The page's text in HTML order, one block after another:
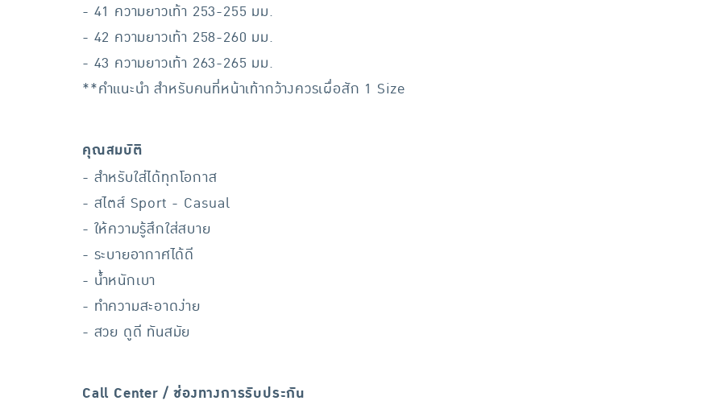
- 41 ความยาวเท้า 253-255 มม.
- 42 ความยาวเท้า 258-260 มม.
- 43 ความยาวเท้า 263-265 มม.
**คำแนะนำ สำหรับคนที่หน้าเท้ากว้างควรเผื่อสัก 1 Size
คุณสมบัติ
- สำหรับใส่ได้ทุกโอกาส
- สไตส์ Sport - Casual
- ให้ความรู้สึกใส่สบาย
- ระบายอากาศได้ดี
- น้ำหนักเบา
- ทำความสะอาดง่าย
- สวย ดูดี ทันสมัย
Call Center / ช่องทางการรับประกัน